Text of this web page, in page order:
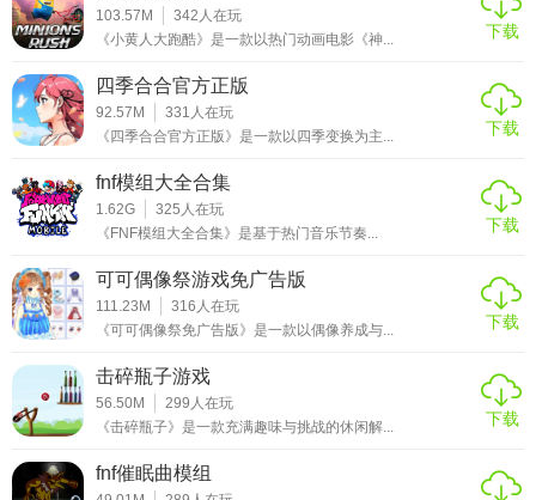
103.57M 342 人在玩
《小黄人大跑酷》是一款以热门动画电影《神...
下载
四季合合官方正版
92.57M 331 人在玩
《四季合合官方正版》是一款以四季变换为主...
下载
fnf模组大全合集
1.62G 325 人在玩
《FNF模组大全合集》是基于热门音乐节奏...
下载
可可偶像祭游戏免广告版
111.23M 316 人在玩
《可可偶像祭免广告版》是一款以偶像养成与...
下载
击碎瓶子游戏
56.50M 299 人在玩
《击碎瓶子》是一款充满趣味与挑战的休闲解...
下载
fnf催眠曲模组